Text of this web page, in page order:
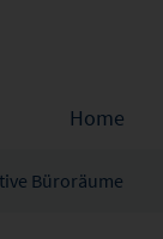
Home
Büroräume